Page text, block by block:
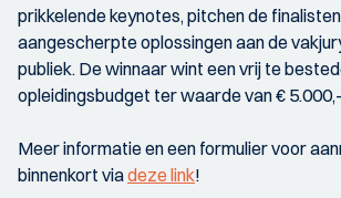
prikkelende keynotes, pitchen de
aangescherpte oplossingen aan de
publiek. De winnaar wint een vrij te
opleidingsbudget ter waarde van €
Meer informatie en een formulier voor
binnenkort viadeze link!